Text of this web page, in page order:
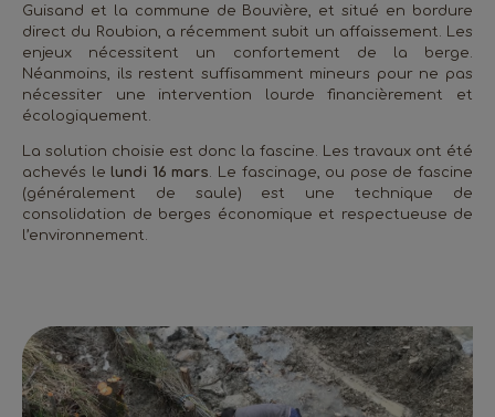
Guisand et la commune de Bouvière, et situé en bordure
direct du Roubion, a récemment subit un affaissement. Les
enjeux nécessitent un confortement de la berge.
Néanmoins, ils restent suffisamment mineurs pour ne pas
nécessiter une intervention lourde financièrement et
écologiquement.
La solution choisie est donc la fascine. Les travaux ont été
achevés lelundi 16 mars. Le fascinage, ou pose de fascine
(généralement de saule) est une technique de
consolidation de berges économique et respectueuse de
l’environnement.